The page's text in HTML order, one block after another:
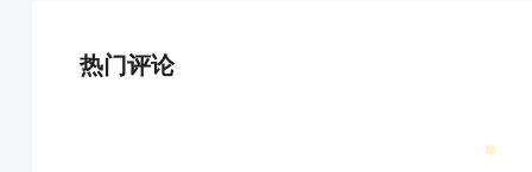
热门评论